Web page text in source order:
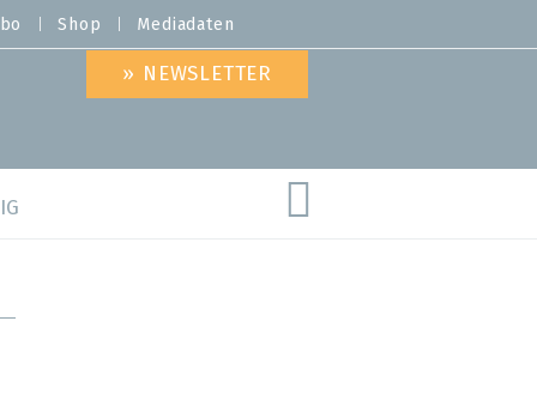
Shop Mediadaten
» NEWSLETTER